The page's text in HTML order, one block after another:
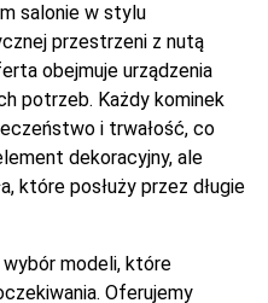
salonie w stylu
przestrzeni z nutą
obejmuje urządzenia
potrzeb. Każdy kominek
i trwałość, co
dekoracyjny, ale
które posłuży przez długie
modeli, które
Oferujemy